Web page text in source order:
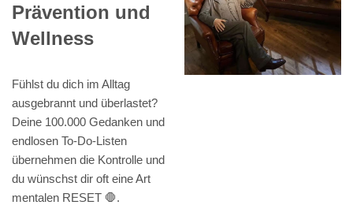
Prävention und
Wellness
Fühlst du dich im Alltag
ausgebrannt und überlastet?
Deine 100.000 Gedanken und
endlosen To-Do-Listen
übernehmen die Kontrolle und
du wünschst dir oft eine Art
mentalen RESET 🛑.